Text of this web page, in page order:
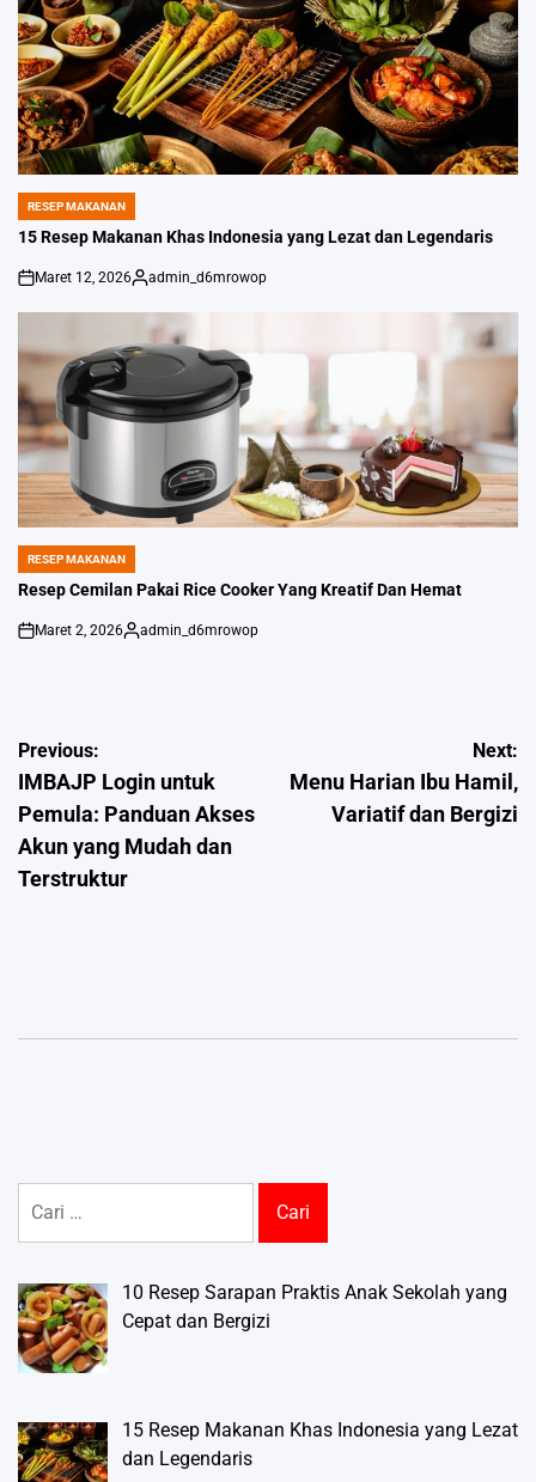
POSTED
IN
RESEP MAKANAN
15 Resep Makanan Khas Indonesia yang Lezat dan Legendaris
on
Maret 12, 2026
Posted
admin_d6mrowop
POSTED
IN
RESEP MAKANAN
Resep Cemilan Pakai Rice Cooker Yang Kreatif Dan Hemat
on
Maret 2, 2026
Posted
admin_d6mrowop
Navigasi
pos
Previous:
IMBAJP Login untuk
Pemula: Panduan Akses
Akun yang Mudah dan
Terstruktur
Next:
Menu Harian Ibu Hamil,
Variatif dan Bergizi
untuk:
10 Resep Sarapan Praktis Anak Sekolah yang
Cepat dan Bergizi
15 Resep Makanan Khas Indonesia yang Lezat
dan Legendaris